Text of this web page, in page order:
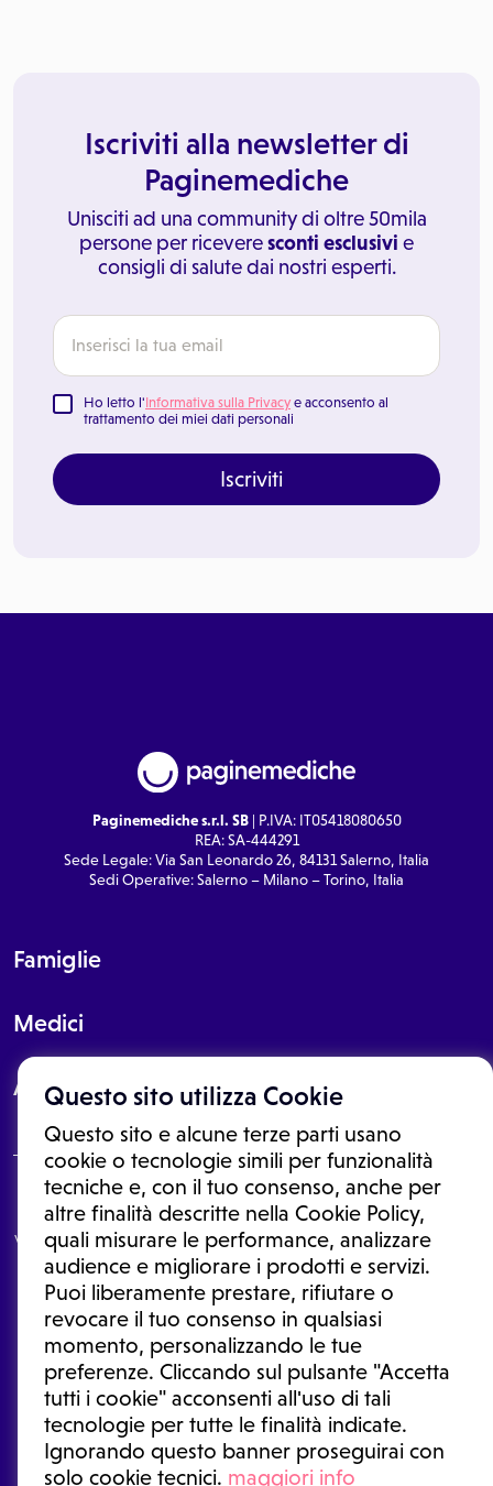
Questo sito utilizza Cookie
Questo sito e alcune terze parti usano
cookie o tecnologie simili per funzionalità
tecniche e, con il tuo consenso, anche per
altre finalità descritte nella Cookie Policy,
quali misurare le performance, analizzare
audience e migliorare i prodotti e servizi.
Puoi liberamente prestare, rifiutare o
revocare il tuo consenso in qualsiasi
momento, personalizzando le tue
preferenze. Cliccando sul pulsante "Accetta
tutti i cookie" acconsenti all'uso di tali
tecnologie per tutte le finalità indicate.
Ignorando questo banner proseguirai con
solo cookie tecnici. maggiori info
Iscriviti alla newsletter di
Paginemediche
Unisciti ad una community di oltre 50mila
persone per riceveresconti esclusivi e
consigli di salute dai nostri esperti.
Ho letto l'Informativa sulla Privacy e acconsento al
trattamento dei miei dati personali
Iscriviti
Paginemediche s.r.l. SB| P.IVA: IT05418080650
REA: SA-444291
Sede Legale: Via San Leonardo 26, 84131 Salerno, Italia
Sedi Operative: Salerno – Milano – Torino, Italia
Famiglie
Medici
About
Le informazioni proposte in questo sito non sono un consulto medico.
In nessun caso, queste informazioni sostituiscono un consulto, una
visita o una diagnosi formulata dal medico. Non si devono considerare
le informazioni disponibili come suggerimenti per la formulazione di
una diagnosi, la determinazione di un trattamento o l'assunzione o
sospensione di un farmaco senza prima consultare un medico di
medicina generale o uno specialista.
Condizioni di utilizzo|Privacy Policy |Gestione cookie
Ⓒ 2026 | Tutti i diritti riservati.